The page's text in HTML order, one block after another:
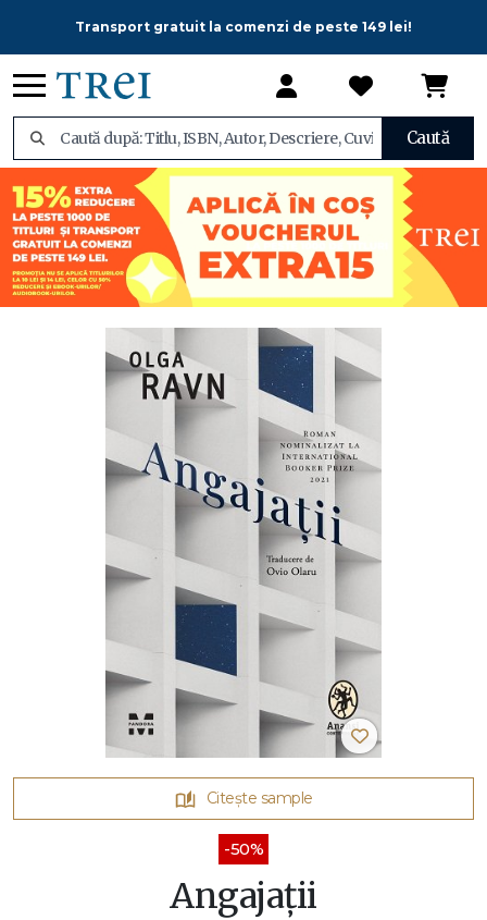
Transport gratuit la comenzi de peste 149 lei!
Caută
Citește sample
-50%
Angajații